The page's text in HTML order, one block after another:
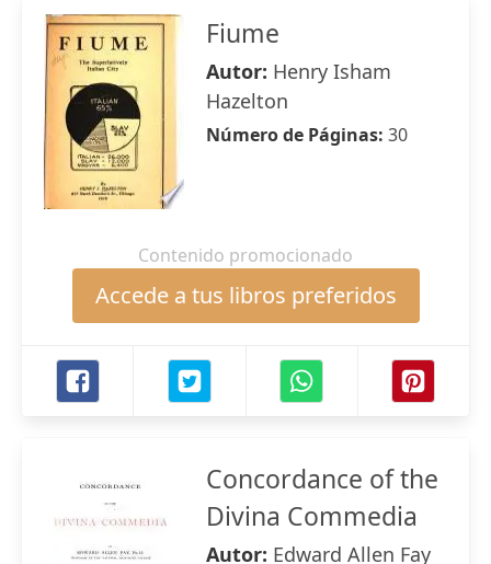
Fiume
Autor: Henry Isham
Hazelton
Número de Páginas: 30
Contenido promocionado
Accede a tus libros preferidos
Concordance of the
Divina Commedia
Autor: Edward Allen Fay